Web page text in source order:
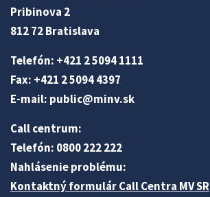
Pribinova 2
812 72 Bratislava
Telefón: +421 2 5094 1111
Fax: +421 2 5094 4397
E-mail: public@minv.sk
Call centrum:
Telefón: 0800 222 222
Nahlásenie problému:
Kontaktný formulár Call Centra MV SR